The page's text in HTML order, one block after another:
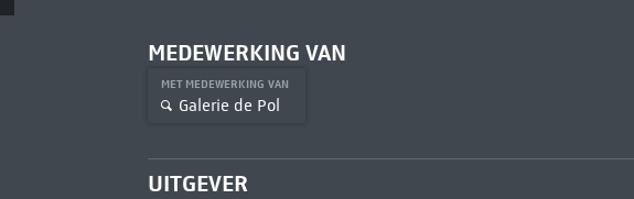
MEDEWERKING VAN
MET MEDEWERKING VAN
Galerie de Pol
UITGEVER